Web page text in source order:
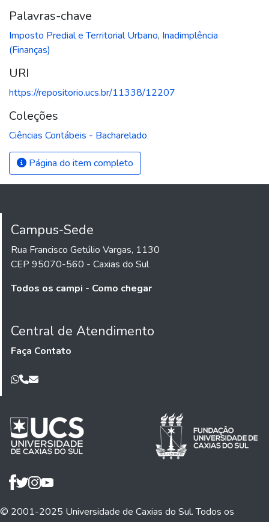
Palavras-chave
Imposto Predial e Territorial Urbano, Inadimplência
(Finanças)
URI
https://repositorio.ucs.br/11338/12207
Coleções
Ciências Contábeis - Bacharelado
Página do item completo
Campus-Sede
Rua Francisco Getúlio Vargas, 1130
CEP 95070-560 - Caxias do Sul
Todos os campi - Como chegar
Central de Atendimento
Faça Contato
© 2001-2025 Universidade de Caxias do Sul. Todos os